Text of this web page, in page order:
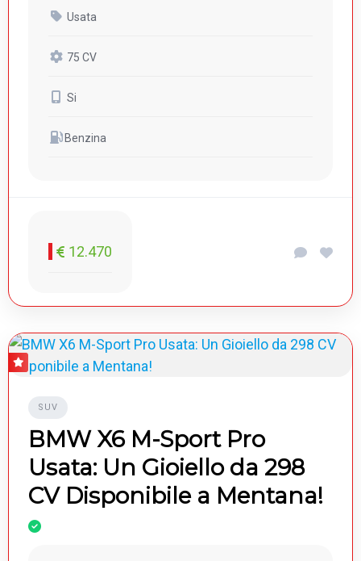
Usata
75 CV
Si
Benzina
12.470
SUV
BMW X6 M-Sport Pro
Usata: Un Gioiello da 298
CV Disponibile a Mentana!